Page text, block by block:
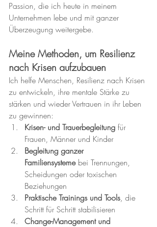
Passion, die ich heute in meinem
Unternehmen lebe und mit ganzer
Überzeugung weitergebe.
Meine Methoden, um Resilienz
nach Krisen aufzubauen
Ich helfe Menschen, Resilienz nach Krisen
zu entwickeln, ihre mentale Stärke zu
stärken und wieder Vertrauen in ihr Leben
zu gewinnen:
Krisen- und Trauerbegleitung für
Frauen, Männer und Kinder
Begleitung ganzer
Familiensysteme bei Trennungen,
Scheidungen oder toxischen
Beziehungen
Praktische Trainings und Tools, die
Schritt für Schritt stabilisieren
Change-Management und